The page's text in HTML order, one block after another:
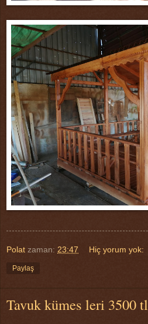
Polat zaman: 23:47 Hiç yorum yok:
Paylaş
Tavuk kümes leri 3500 tl